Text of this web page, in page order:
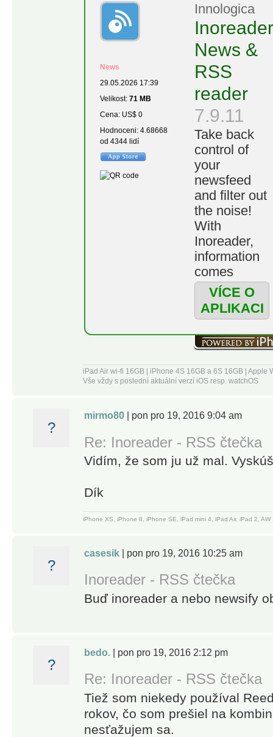
curated by
our team to
feature the
best sources
• Monitor
Facebook
pages,
Reddit
feeds, and
Telegram
channels
• Subscribe
to YouTube
channels
and listen to
podcasts
• Easily
distribute
content
across
social media
messaging
• Stay up to
date with
news and
create
monitoring
feeds
READER
• Use
automation
tools to
create rules
• Enhance
experience
with custom
layouts and
News
29.05.2026 17:39
Velikost: 71 MB
Cena: US$ 0
Hodnoceni: 4.68668
od 4344 lidí
Innologica
News &
RSS
reader
7.9.11
Take back
control of
your
newsfeed
and filter out
the noise!
With
Inoreader,
information
comes
straight to
you the
minute it’s
available.
favorite
content
creators,
newsletters,
and social
media
and collect
across the
web, share
and
collaborate
with others.
and editorial
decide
what’s
important to
VÍCE O
APLIKACI
iPad Air wi-fi 16GB | iPhone 4S 16GB a 6S 16GB | Apple
Vše vždy s poslední aktuální verzí iOS resp. watchOS
?
mirmo80 | pon pro 19, 2016 9:04 am
Re: Inoreader - RSS čtečka
Vidím, že som ju už mal.
Dík
iPhone XS, iPhone 8, iPhone SE, iPad mini 4, iPad Air, iPad 2, AW
?
casesik | pon pro 19, 2016 10:25 am
Inoreader - RSS čtečka
Buď inoreader a nebo newsify
?
bedo. | pon pro 19, 2016 2:12 pm
Re: Inoreader - RSS čtečka
Tiež som niekedy používal
rokov, čo som prešiel na
nesťažujem sa.